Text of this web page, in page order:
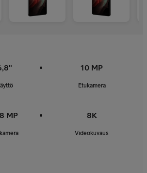
10 MP
Etukamera
MP 8K
Videokuvaus